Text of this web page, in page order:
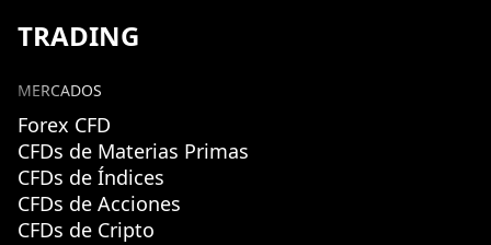
TRADING
MERCADOS
Forex CFD
CFDs de Materias Primas
CFDs de Índices
CFDs de Acciones
CFDs de Cripto